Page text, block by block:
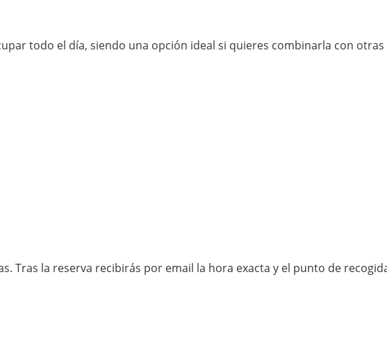
todo el día, siendo una opción ideal si quieres combinarla con otras
Tras la reserva recibirás por email la hora exacta y el punto de